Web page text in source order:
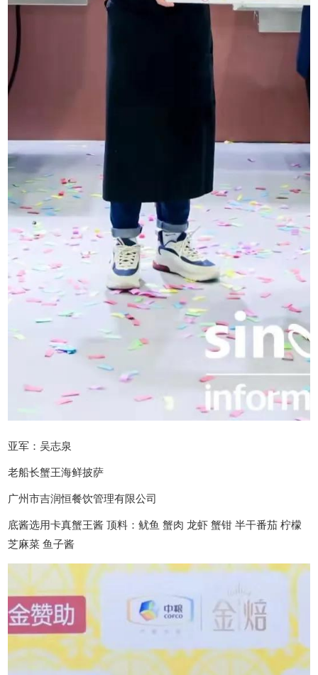
亚军：吴志泉
老船长蟹王海鲜披萨
广州市吉润恒餐饮管理有限公司
底酱选用卡真蟹王酱 顶料：鱿鱼 蟹肉 龙虾 蟹钳 半干番茄 柠檬
芝麻菜 鱼子酱